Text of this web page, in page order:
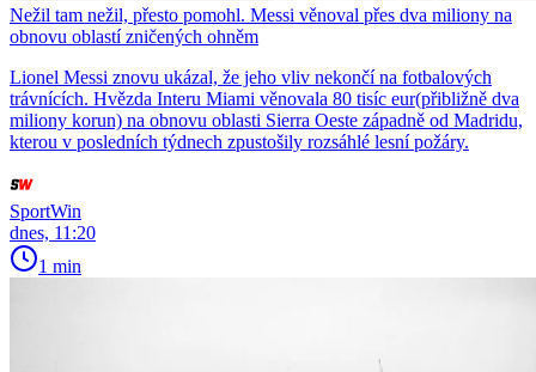
Nežil tam nežil, přesto pomohl. Messi věnoval přes dva miliony na
obnovu oblastí zničených ohněm
Lionel Messi znovu ukázal, že jeho vliv nekončí na fotbalových
trávnících. Hvězda Interu Miami věnovala 80 tisíc eur(přibližně dva
miliony korun) na obnovu oblasti Sierra Oeste západně od Madridu,
kterou v posledních týdnech zpustošily rozsáhlé lesní požáry.
SportWin
dnes, 11:20
1 min